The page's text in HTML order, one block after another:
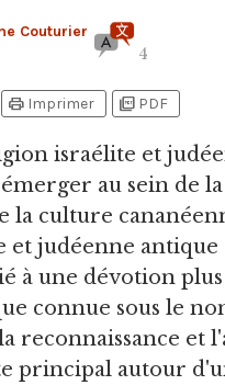
Couturier
4
print Imprimer picture_as_pdf PDF
israélite et
au sein de
la culture
et judéenne
à une dévotion
connue sous le
reconnaissance et
principal autour